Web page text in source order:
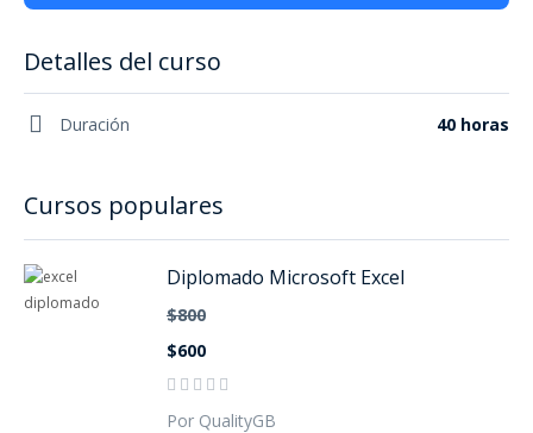
Detalles del curso
Duración 40 horas
Cursos populares
Diplomado Microsoft Excel
$800
$600
Por QualityGB